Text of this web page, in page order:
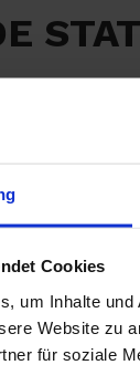
Cookies
um Inhalte
Website zu
für soziale